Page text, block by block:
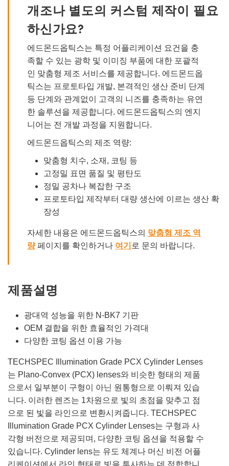
개조나 별도의 커스텀 제작이 필요
하신가요?
에드몬드옵틱스는 특정 어플리케이션 요건을 충
족할 수 있는 광학 및 이미징 부품에 대한 포괄적
인 맞춤형 제조 서비스를 제공합니다. 에드몬드옵
틱스는 프로토타입 개발, 본격적인 생산 준비 단계
등 단계와 관계없이 고객의 니즈를 충족하는 유연
한 솔루션을 제공합니다. 에드몬드옵틱스의 엔지
니어는 전 개발 과정을 지원합니다.
에드몬드옵틱스의 제조 역량:
맞춤형 치수, 소재, 코팅 등
고정밀 표면 품질 및 평탄도
정밀 공차나 복잡한 구조
프로토타입 제작부터 대량 생산에 이르는 생산 확
장성
자세한 내용은 에드몬드옵틱스의 맞춤형 제조 역
량페이지를 확인하거나 여기 로 문의 바랍니다.
제품설명
광대역 성능을 위한 N-BK7 기판
OEM 결합을 위한 효율적인 가격대
다양한 코팅 옵션 이용 가능
TECHSPEC Illumination Grade PCX Cylinder Lenses
는 Plano-Convex (PCX) lenses와 비슷한 형태의 제품
으로서 일부분이 구형이 아닌 원통형으로 이뤄져 있습
니다. 이러한 렌즈는 1차원으로 빛의 초점을 맞추고 점
으로 된 빛을 라인으로 변환시켜줍니다. TECHSPEC
Illumination Grade PCX Cylinder Lenses는 구형과 사
각형 버전으로 제공되며, 다양한 코팅 옵션을 적용할 수
있습니다. Cylinder lens는 유도 체계나 머신 비전 어플
리케이션에서 라인 형태로 빛을 투사하는 데 적합합니